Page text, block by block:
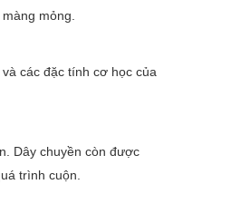
mỏng.
các đặc tính cơ học của
Dây chuyền còn được
trình cuộn.